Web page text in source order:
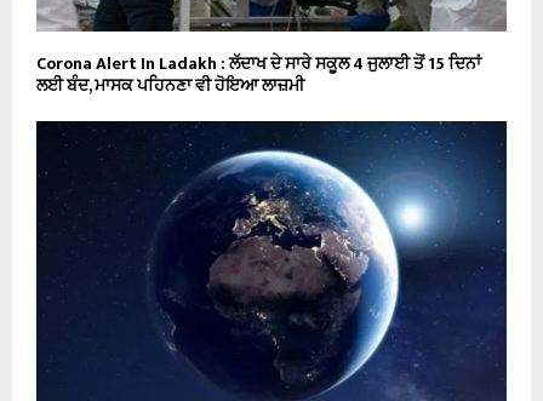
Corona Alert In Ladakh : ਲੱਦਾਖ ਦੇ ਸਾਰੇ ਸਕੂਲ 4 ਜੁਲਾਈ ਤੋਂ 15 ਦਿਨਾਂ
ਲਈ ਬੰਦ, ਮਾਸਕ ਪਹਿਨਣਾ ਵੀ ਹੋਇਆ ਲਾਜ਼ਮੀ